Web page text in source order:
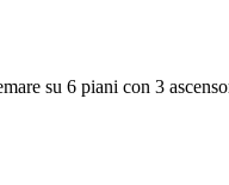
su 6 piani con 3